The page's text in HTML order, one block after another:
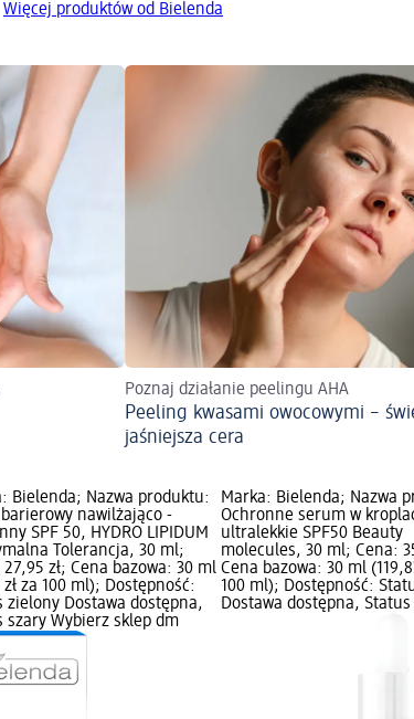
Więcej produktów od Bielenda
Poznaj działanie peelingu AHA
Peeling kwasami owocowymi –
jaśniejsza cera
Bielenda; Nazwa produktu:
nawilżająco -
SPF 50, HYDRO LIPIDUM
Tolerancja, 30 ml;
27,95 zł; Cena bazowa: 30 ml
zł za 100 ml); Dostępność:
zielony Dostawa dostępna,
szary Wybierz sklep dm
Marka: Bielenda; Nazwa
Ochronne serum w
ultralekkie SPF50 Beauty
molecules, 30 ml; Cena:
Cena bazowa: 30 ml
100 ml); Dostępność:
Dostawa dostępna,